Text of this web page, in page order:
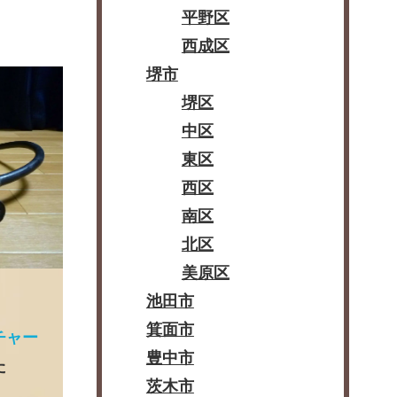
ャー
平野区
西成区
堺市
堺区
中区
東区
西区
南区
北区
美原区
池田市
箕面市
豊中市
茨木市